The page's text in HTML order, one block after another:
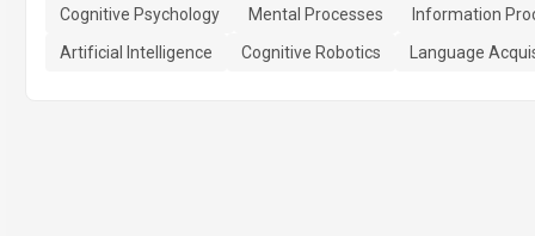
Cognitive Psychology Mental Processes
Information
Artificial Intelligence
Cognitive Robotics Language